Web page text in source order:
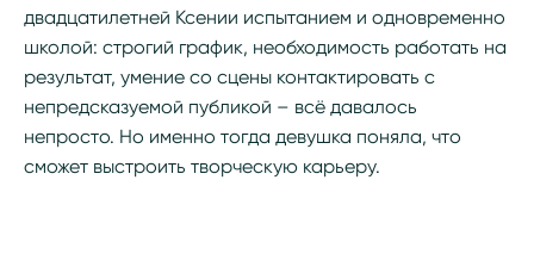
двадцатилетней Ксении испытанием и одновременно
школой: строгий график, необходимость работать на
результат, умение со сцены контактировать с
непредсказуемой публикой – всё давалось
непросто. Но именно тогда девушка поняла, что
сможет выстроить творческую карьеру.